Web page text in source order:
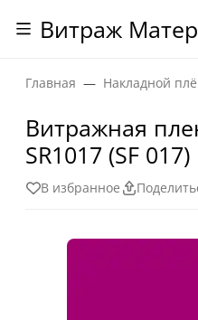
Витраж
Главная Накладной
Витражная
SR1017 (SF 017)
В избранное